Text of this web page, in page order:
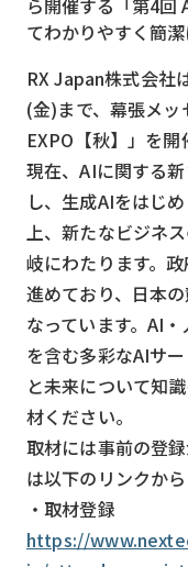
M2M
VPN
スマート〇〇
スマート農業
ドローン
ロボット
スマート物流
IoT
DX
ニュース
デジタルサイネー
カメラ
Wi-Fi
ら開催する「第4回
てわかりやすく簡潔
RX Japan株式会社
(金)まで、幕張メ
EXPO【秋】」を開
現在、AIに関する
し、生成AIをはじ
上、新たなビジネ
岐にわたります。
進めており、日本
なっています。AI
を含む多彩なAIサ
と未来について知
材ください。
取材には事前の登
は以下のリンクか
・取材登録
https://